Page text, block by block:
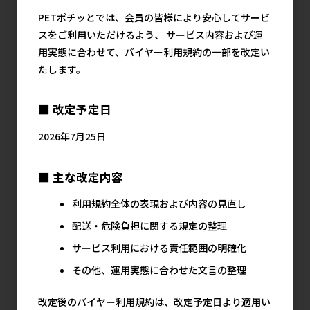
参考上代 1,157円 参考上代 1,045円 参考上代 734円
アクリスタル交換用
1,890円
ピカ 毎日のお掃除テ
参考上代 1,545円
参考上代
PETポチッとでは、会員の皆様により安心してサービ
スをご利用いただけるよう、 サービス内容および運
用実態に合わせて、バイヤー利用規約の一部を改定い
たします。
■ 改定予定日
2026年7月25日
■ 主な改定内容
利用規約全体の表現および内容の見直し
配送・危険負担に関する規定の整理
サービス利用における責任範囲の明確化
その他、運用実態に合わせた文言の整理
改定後のバイヤー利用規約は、改定予定日より適用い